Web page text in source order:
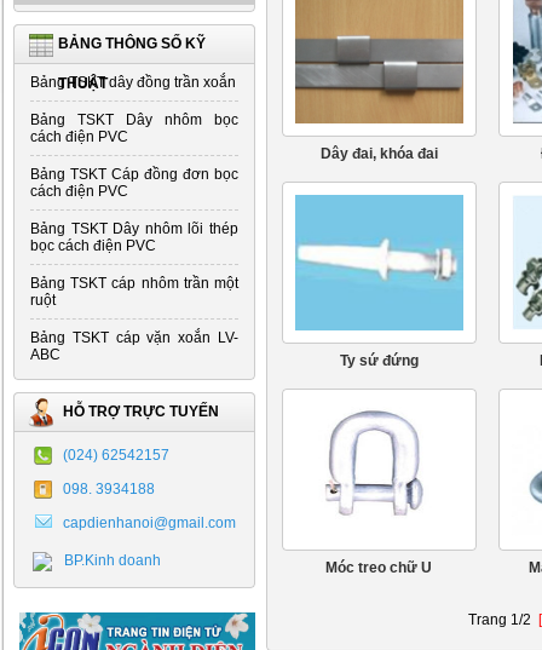
BẢNG THÔNG SỐ KỸ
THUẬT
Bảng TSKT dây đồng trần xoắn
Bảng TSKT Dây nhôm bọc
cách điện PVC
Bảng TSKT Cáp đồng đơn bọc
cách điện PVC
Bảng TSKT Dây nhôm lõi thép
bọc cách điện PVC
Bảng TSKT cáp nhôm trần một
ruột
Bảng TSKT cáp vặn xoắn LV-
ABC
HỖ TRỢ TRỰC TUYẾN
(024) 62542157
098. 3934188
capdienhanoi@gmail.com
BP.Kinh doanh
Dây đai, khóa đai
Ty sứ đứng
Móc treo chữ U
Trang 1/2